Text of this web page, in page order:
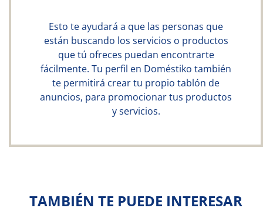
Esto te ayudará a que las personas que
están buscando los servicios o productos
que tú ofreces puedan encontrarte
fácilmente. Tu perfil en Doméstiko también
te permitirá crear tu propio tablón de
anuncios, para promocionar tus productos
y servicios.
TAMBIÉN TE PUEDE INTERESAR